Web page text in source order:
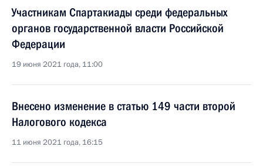
Участникам Спартакиады среди федеральных
органов государственной власти Российской
Федерации
19 июня 2021 года, 11:00
Внесено изменение в статью 149 части второй
Налогового кодекса
11 июня 2021 года, 16:15